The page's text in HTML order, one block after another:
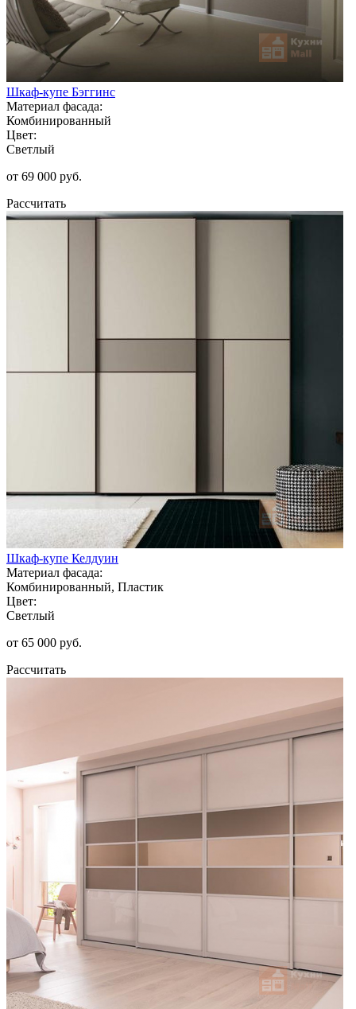
Шкаф-купе Бэггинс
Материал фасада:
Комбинированный
Цвет:
Светлый
от 69 000 руб.
Рассчитать
Шкаф-купе Келдуин
Материал фасада:
Комбинированный, Пластик
Цвет:
Светлый
от 65 000 руб.
Рассчитать